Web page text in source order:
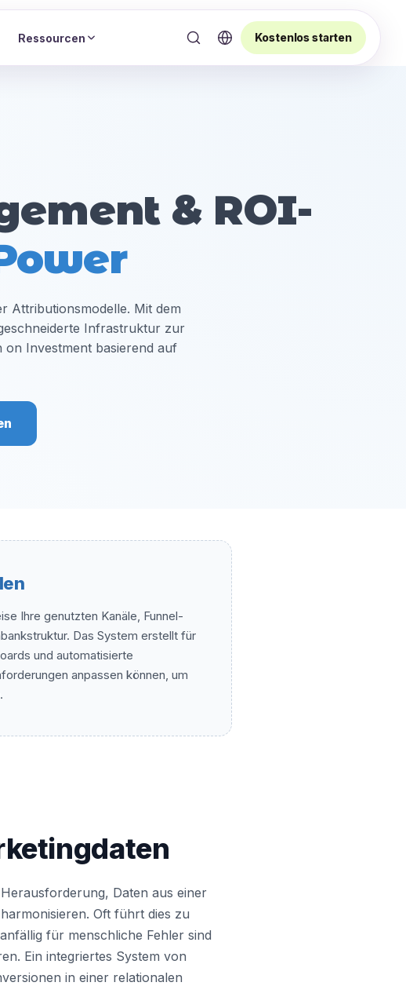
Ressourcen Kostenlos starten
& ROI-
Attributionsmodelle. Mit dem
Infrastruktur zur
Investment basierend auf
Ihre genutzten Kanäle, Funnel-
Das System erstellt für
und automatisierte
anpassen können, um
Daten aus einer
Oft führt dies zu
für menschliche Fehler sind
Ein integriertes System von
in einer relationalen